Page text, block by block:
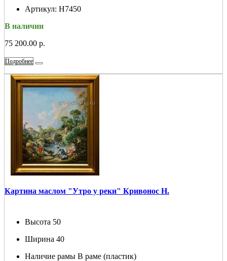
Артикул: Н7450
В наличии
75 200.00 р.
Подробнее
Картина маслом "Утро у реки" Кривонос Н.
Высота 50
Ширина 40
Наличие рамы В раме (пластик)